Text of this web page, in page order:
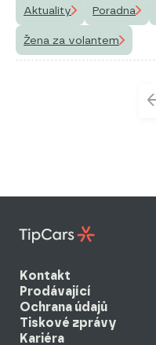
Aktuality Poradna
Žena za volantem
Kontakt
Prodávající
Ochrana údajů
Tiskové zprávy
Kariéra